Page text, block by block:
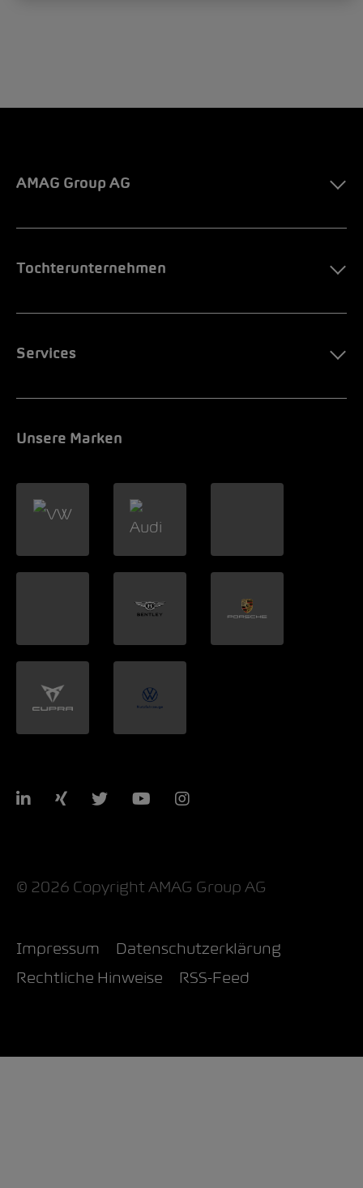
AMAG Group AG
Tochterunternehmen
Services
Unsere Marken
LinkedIn
Xing Twitter YouTubeInstagram
© 2026 Copyright AMAG Group AG
Impressum
Datenschutzerklärung
Rechtliche Hinweise
RSS-Feed